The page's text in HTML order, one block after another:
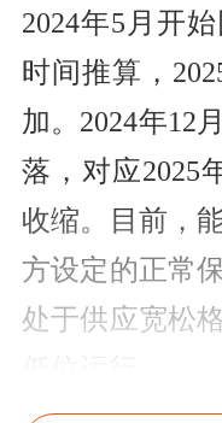
2024年5月开
时间推算，
加。2024年12
落，对应2025
收缩。目前，
方设定的正常
处于供应宽松